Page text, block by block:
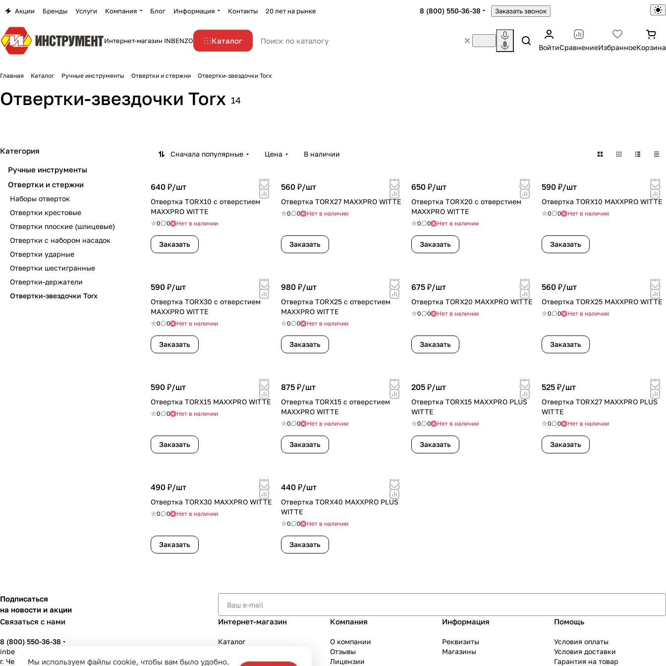
Мы используем файлы cookie, чтобы вам было удобно.
Акции Бренды Услуги Компания Блог Информация Контакты 20 лет на рынке 8 (800) 550-36-38 Заказать звонок
Интернет-магазин INBENZO Каталог
ВойтиСравнениеИзбранноеКорзина
Главная Каталог Ручные инструменты Отвертки и стержни Отвертки-звездочки Torx
Отвертки-звездочки Torx 14
Сначала популярные Цена В наличии
640 ₽/шт
Отвертка TORX10 с отверстием
MAXXPRO WITTE
0 0 Нет в наличии
Заказать
560 ₽/шт
Отвертка TORX27 MAXXPRO WITTE
0 0 Нет в наличии
Заказать
650 ₽/шт
Отвертка TORX20 с отверстием
MAXXPRO WITTE
0 0 Нет в наличии
Заказать
590 ₽/шт
Отвертка TORX10 MAXXPRO WITTE
0 0 Нет в наличии
Заказать
590 ₽/шт
Отвертка TORX30 с отверстием
MAXXPRO WITTE
0 0 Нет в наличии
Заказать
980 ₽/шт
Отвертка TORX25 с отверстием
MAXXPRO WITTE
0 0 Нет в наличии
Заказать
675 ₽/шт
Отвертка TORX20 MAXXPRO WITTE
0 0 Нет в наличии
Заказать
560 ₽/шт
Отвертка TORX25 MAXXPRO WITTE
0 0 Нет в наличии
Заказать
590 ₽/шт
Отвертка TORX15 MAXXPRO WITTE
0 0 Нет в наличии
Заказать
875 ₽/шт
Отвертка TORX15 с отверстием
MAXXPRO WITTE
0 0 Нет в наличии
Заказать
205 ₽/шт
Отвертка TORX15 MAXXPRO PLUS
WITTE
0 0 Нет в наличии
Заказать
525 ₽/шт
Отвертка TORX27 MAXXPRO PLUS
WITTE
0 0 Нет в наличии
Заказать
490 ₽/шт
Отвертка TORX30 MAXXPRO WITTE
0 0 Нет в наличии
Заказать
440 ₽/шт
Отвертка TORX40 MAXXPRO PLUS
WITTE
0 0 Нет в наличии
Заказать
Категория
Ручные инструменты
Отвертки и стержни
Наборы отверток
Отвертки крестовые
Отвертки плоские (шлицевые)
Отвертки с набором насадок
Отвертки ударные
Отвертки шестигранные
Отвертки-держатели
Отвертки-звездочки Torx
Подписаться
на новости и акции
Связаться с нами
8 (800) 550-36-38
inbenzo35@list.ru
г. Череповец, ул. Вологодская, д. 50А
Интернет-магазин
Каталог
Бренды
Компания
О компании
Отзывы
Лицензии
Информация
Реквизиты
Магазины
Помощь
Условия оплаты
Условия доставки
Гарантия на товар